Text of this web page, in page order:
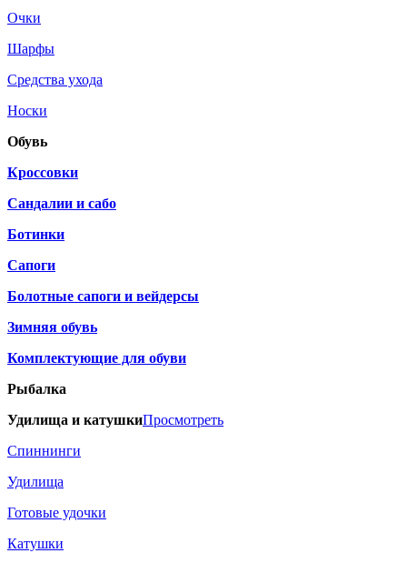
Очки
Шарфы
Средства ухода
Носки
Обувь
Кроссовки
Сандалии и сабо
Ботинки
Сапоги
Болотные сапоги и вейдерсы
Зимняя обувь
Комплектующие для обуви
Рыбалка
Удилища и катушкиПросмотреть
Спиннинги
Удилища
Готовые удочки
Катушки